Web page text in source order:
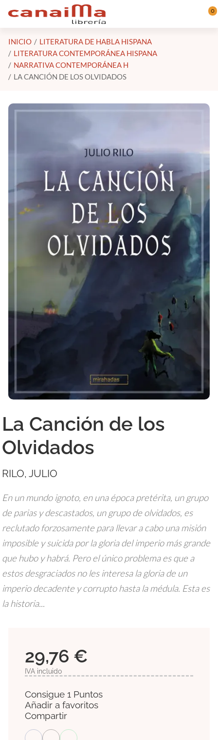
Saltar al contenido principal 0
INICIO
LITERATURA DE HABLA HISPANA
LITERATURA CONTEMPORÁNEA HISPANA
NARRATIVA CONTEMPORÁNEA H
LA CANCIÓN DE LOS OLVIDADOS
La Canción de los
Olvidados
RILO, JULIO
En un mundo ignoto, en una época pretérita, un grupo
de parias y descastados, un grupo de olvidados, es
reclutado forzosamente para llevar a cabo una misión
imposible y suicida por la gloria del imperio más grande
que hubo y habrá. Pero el único problema es que a
estos desgraciados no les interesa la gloria de un
imperio decadente y corrupto hasta la médula. Esta es
la historia...
29,76 €
IVA incluido
Consigue 1 Puntos
Añadir a favoritos
Compartir